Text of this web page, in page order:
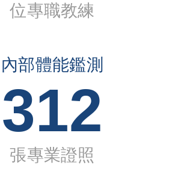
位專職教練
內部體能鑑測
312
張專業證照